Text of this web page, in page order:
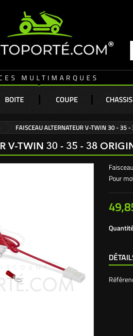
MULTIMARQUES
BOITE COUPE CHASSIS
FAISCEAU ALTERNATEUR V-TWIN 30 - 35
V-TWIN 30 - 35 - 38
Pour